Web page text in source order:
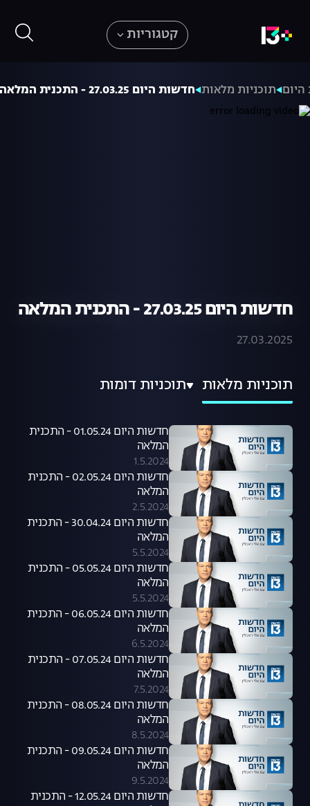
קטגוריות
תוכניות מלאות חדשות היום 27.03.25 - התכנית המלאה
חדשות היום 27.03.25 - התכנית המלאה
27.03.2025
תוכניות מלאות תוכניות דומות
חדשות היום 01.05.24 - התכנית
המלאה
1.5.2024
חדשות היום 02.05.24 - התכנית
המלאה
2.5.2024
חדשות היום 30.04.24 - התכנית
המלאה
5.5.2024
חדשות היום 05.05.24 - התכנית
המלאה
5.5.2024
חדשות היום 06.05.24 - התכנית
המלאה
6.5.2024
חדשות היום 07.05.24 - התכנית
המלאה
7.5.2024
חדשות היום 08.05.24 - התכנית
המלאה
8.5.2024
חדשות היום 09.05.24 - התכנית
המלאה
9.5.2024
חדשות היום 12.05.24 - התכנית